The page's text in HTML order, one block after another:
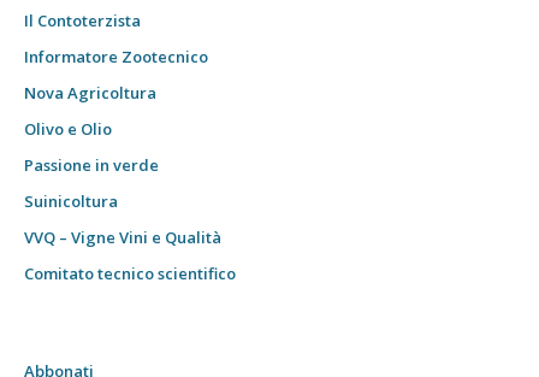
Il Contoterzista
Informatore Zootecnico
Nova Agricoltura
Olivo e Olio
Passione in verde
Suinicoltura
VVQ – Vigne Vini e Qualità
Comitato tecnico scientifico
Abbonati